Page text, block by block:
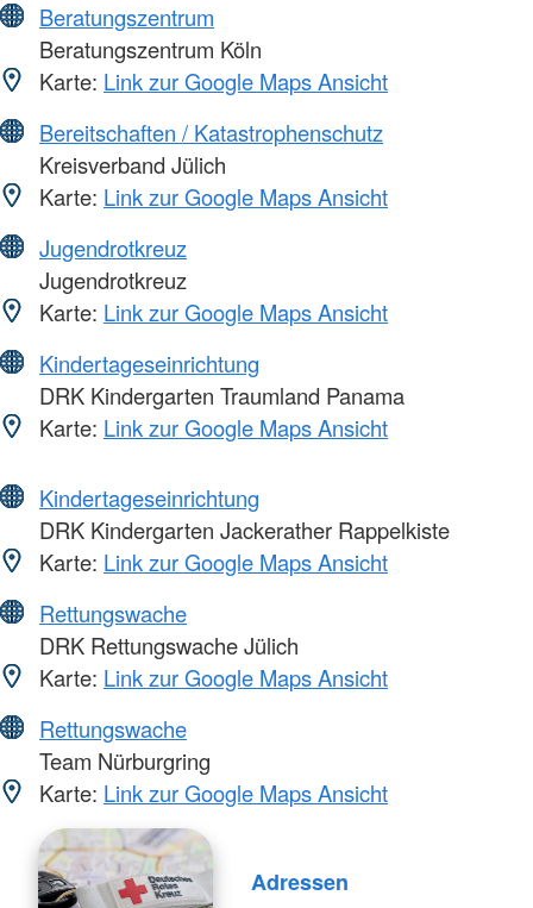
Beratungszentrum
Beratungszentrum Köln
Karte: Link zur Google Maps Ansicht
Bereitschaften / Katastrophenschutz
Kreisverband Jülich
Karte: Link zur Google Maps Ansicht
Jugendrotkreuz
Jugendrotkreuz
Karte: Link zur Google Maps Ansicht
Kindertageseinrichtung
DRK Kindergarten Traumland Panama
Karte: Link zur Google Maps Ansicht
Kindertageseinrichtung
DRK Kindergarten Jackerather Rappelkiste
Karte: Link zur Google Maps Ansicht
Rettungswache
DRK Rettungswache Jülich
Karte: Link zur Google Maps Ansicht
Rettungswache
Team Nürburgring
Karte: Link zur Google Maps Ansicht
Adressen